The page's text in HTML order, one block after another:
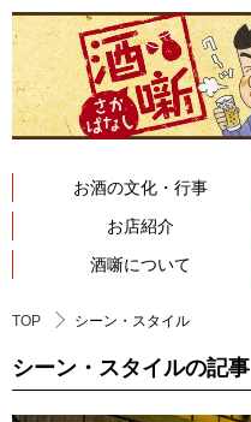
お酒の文化・行事
お店紹介
酒噺について
TOP シーン・スタイル
シーン・スタイルの記事